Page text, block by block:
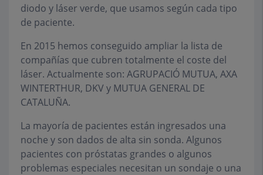
diodo y láser verde, que usamos según cada tipo
de paciente.
En 2015 hemos conseguido ampliar la lista de
compañías que cubren totalmente el coste del
láser. Actualmente son: AGRUPACIÓ MUTUA, AXA
WINTERTHUR, DKV y MUTUA GENERAL DE
CATALUÑA.
La mayoría de pacientes están ingresados una
noche y son dados de alta sin sonda. Algunos
pacientes con próstatas grandes o algunos
problemas especiales necesitan un sondaje o una